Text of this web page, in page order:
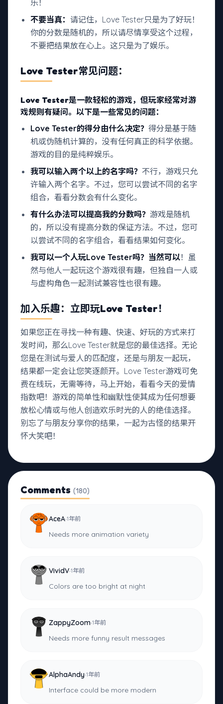
乐！
不要当真： 请记住，Love Tester只是为了好玩！
你的分数是随机的，所以请尽情享受这个过程，
不要把结果放在心上。这只是为了娱乐。
Love Tester常见问题：
Love Tester是一款轻松的游戏，但玩家经常对游
戏规则有疑问。以下是一些常见的问题：
Love Tester的得分由什么决定？ 得分是基于随
机或伪随机计算的，没有任何真正的科学依据。
游戏的目的是纯粹娱乐。
我可以输入两个以上的名字吗？ 不行，游戏只允
许输入两个名字。不过，您可以尝试不同的名字
组合，看看分数会有什么变化。
有什么办法可以提高我的分数吗？ 游戏是随机
的，所以没有提高分数的保证方法。不过，您可
以尝试不同的名字组合，看看结果如何变化。
我可以一个人玩Love Tester吗？当然可以！虽
然与他人一起玩这个游戏很有趣，但独自一人或
与虚构角色一起测试兼容性也很有趣。
加入乐趣：立即玩Love Tester！
如果您正在寻找一种有趣、快速、好玩的方式来打
发时间，那么Love Tester就是您的最佳选择。无论
您是在测试与爱人的匹配度，还是与朋友一起玩，
结果都一定会让您笑逐颜开。Love Tester游戏可免
费在线玩，无需等待，马上开始，看看今天的爱情
指数吧！游戏的简单性和幽默性使其成为任何想要
放松心情或与他人创造欢乐时光的人的绝佳选择。
别忘了与朋友分享你的结果，一起为古怪的结果开
怀大笑吧！
Comments (180)
AceA·1年前
Needs more animation variety
VividV·1年前
Colors are too bright at night
ZappyZoom·1年前
Needs more funny result messages
AlphaAndy·1年前
Interface could be more modern